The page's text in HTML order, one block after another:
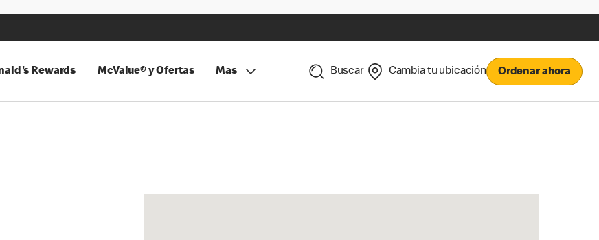
Rewards McValue® y Ofertas Mas Buscar Cambia tu ubicación Ordenar ahora